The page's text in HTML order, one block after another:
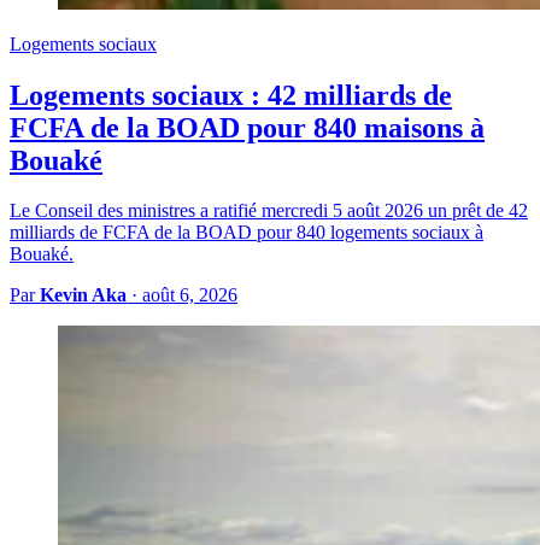
Logements sociaux
Logements sociaux : 42 milliards de
FCFA de la BOAD pour 840 maisons à
Bouaké
Le Conseil des ministres a ratifié mercredi 5 août 2026 un prêt de 42
milliards de FCFA de la BOAD pour 840 logements sociaux à
Bouaké.
ParKevin Aka · août 6, 2026